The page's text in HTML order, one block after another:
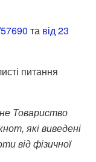
та від 23
питання
Товариство
які виведені
від фізичної